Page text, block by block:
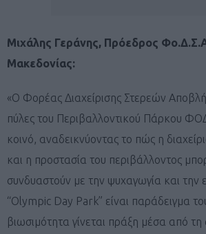
Μιχάλης Γεράνης, Πρόεδρος
Μακεδονίας:
«Ο Φορέας Διαχείρισης Στερεών
πύλες του Περιβαλλοντικού Πάρκου
κοινό, αναδεικνύοντας το πώς η
και η προστασία του περιβάλλοντος
συνδυαστούν με την ψυχαγωγία και την
“Olympic Day Park” είναι παράδειγμα
βιωσιμότητα γίνεται πράξη μέσα από τη